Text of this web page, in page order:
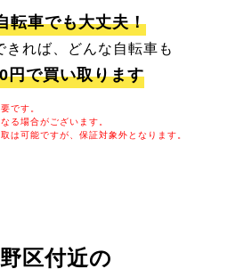
転車でも大丈夫！
きれば、どんな自転車も
円で買い取ります
です。
る場合がございます。
は可能ですが、保証対象外となります。
区付近の